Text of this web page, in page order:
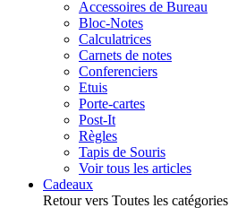
Accessoires de Bureau
Bloc-Notes
Calculatrices
Carnets de notes
Conferenciers
Etuis
Porte-cartes
Post-It
Règles
Tapis de Souris
Voir tous les articles
Cadeaux
Retour vers Toutes les catégories